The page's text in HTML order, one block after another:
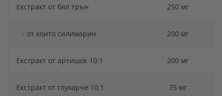
Екстракт от бял трън 250 мг
- от които силимарин 200 мг
Екстракт от артишок 10:1 200 мг
Екстракт от глухарче 10:1 75 мг